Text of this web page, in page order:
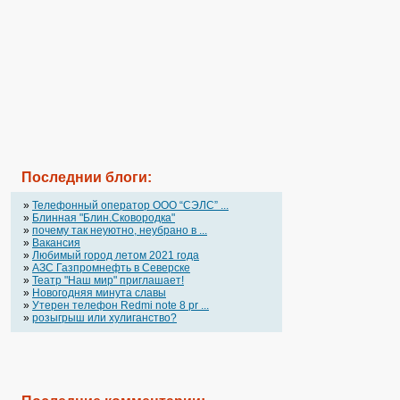
Последнии блоги:
» Телефонный оператор OOO “СЭЛС” ...
» Блинная "Блин.Сковородка"
» почему так неуютно, неубрано в ...
» Вакансия
» Любимый город летом 2021 года
» АЗС Газпромнефть в Северске
» Театр "Наш мир" приглашает!
» Новогодняя минута славы
» Утерен телефон Redmi note 8 pr ...
» розыгрыш или хулиганство?